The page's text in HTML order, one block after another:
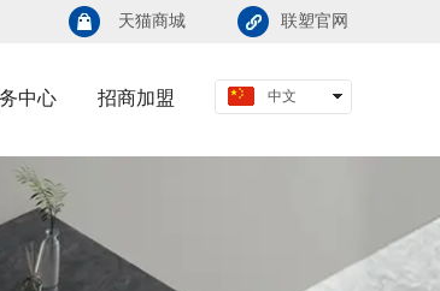
联塑官网
天猫商城
中文
中心 招商加盟